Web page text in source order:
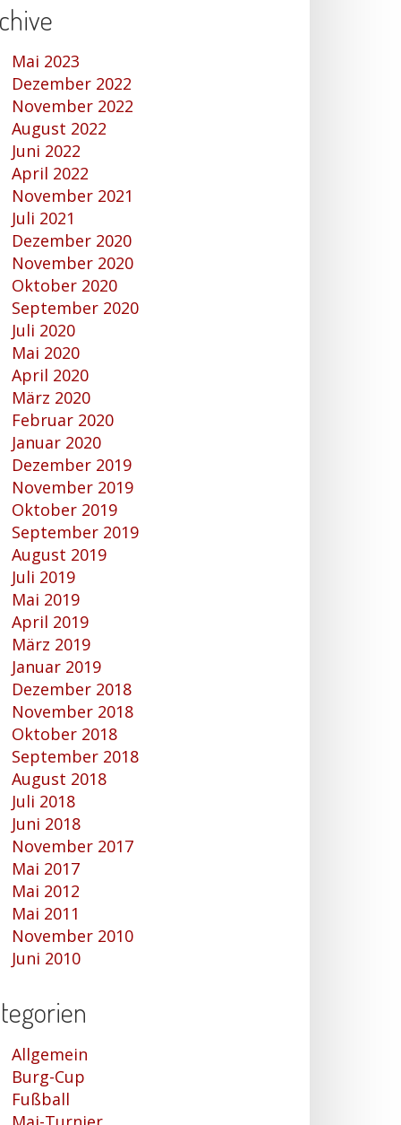
Mai 2023
Dezember 2022
November 2022
August 2022
Juni 2022
April 2022
November 2021
Juli 2021
Dezember 2020
November 2020
Oktober 2020
September 2020
Juli 2020
Mai 2020
April 2020
März 2020
Februar 2020
Januar 2020
Dezember 2019
November 2019
Oktober 2019
September 2019
August 2019
Juli 2019
Mai 2019
April 2019
März 2019
Januar 2019
Dezember 2018
November 2018
Oktober 2018
September 2018
August 2018
Juli 2018
Juni 2018
November 2017
Mai 2017
Mai 2012
Mai 2011
November 2010
Juni 2010
Allgemein
Burg-Cup
Fußball